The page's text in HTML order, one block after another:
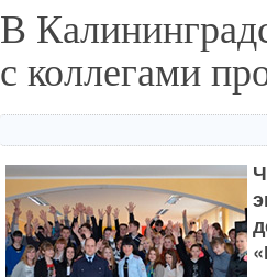
В
с коллегами